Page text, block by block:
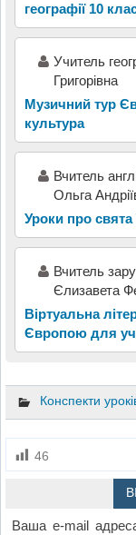
географії 10
Учитель
Григорівна
Музичний тур
культура
Вчитель
Ольга
Уроки про свята
Вчитель
Єлизавета
Віртуальна
Європою для
Конспекти
46
Ваша e-mail